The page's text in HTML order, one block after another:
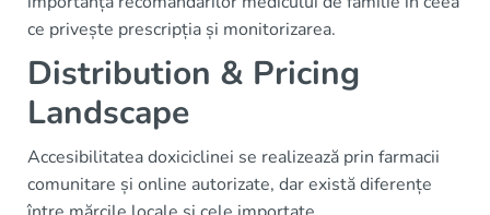
ce privește prescripția și monitorizarea.
Distribution & Pricing
Landscape
Accesibilitatea doxiciclinei se realizează prin farmacii
comunitare și online autorizate, dar există diferențe